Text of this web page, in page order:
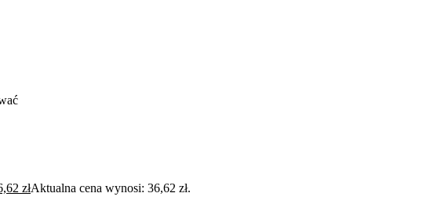
złAktualna cena wynosi: 36,62 zł.